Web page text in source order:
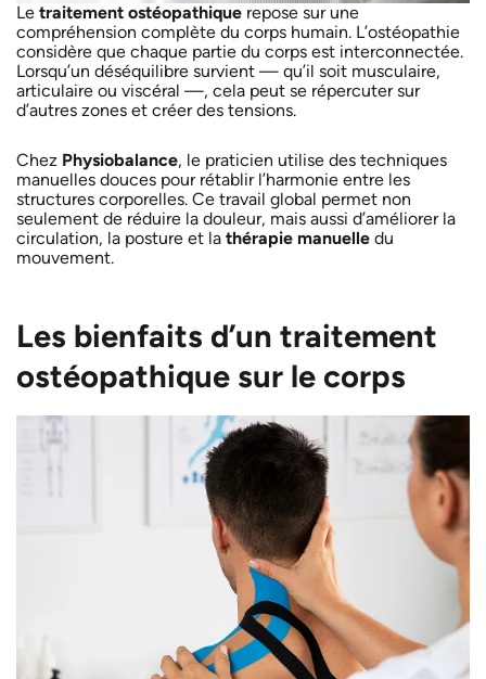
Le traitement ostéopathiquerepose sur une
compréhension complète du corps humain. L’ostéopathie
considère que chaque partie du corps est interconnectée.
Lorsqu’un déséquilibre survient — qu’il soit musculaire,
articulaire ou viscéral —, cela peut se répercuter sur
d’autres zones et créer des tensions.
Chez Physiobalance, le praticien utilise des techniques
manuelles douces pour rétablir l’harmonie entre les
structures corporelles. Ce travail global permet non
seulement de réduire la douleur, mais aussi d’améliorer la
circulation, la posture et la thérapie manuelledu
mouvement.
Les bienfaits d’un traitement
ostéopathique sur le corps